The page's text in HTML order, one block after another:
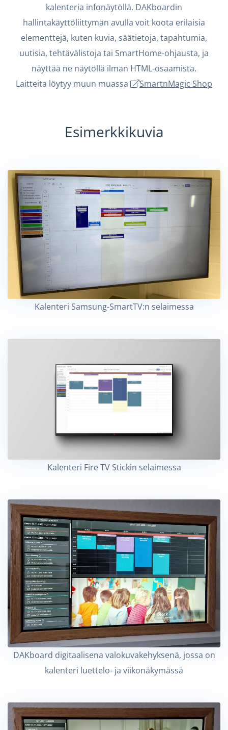
kalenteria infonäytöllä. DAKboardin
hallintakäyttöliittymän avulla voit koota erilaisia
elementtejä, kuten kuvia, säätietoja, tapahtumia,
uutisia, tehtävälistoja tai SmartHome-ohjausta, ja
näyttää ne näytöllä ilman HTML-osaamista.
Laitteita löytyy muun muassa
SmartnMagic Shop
Esimerkkikuvia
Kalenteri Samsung-SmartTV:n selaimessa
Kalenteri Fire TV Stickin selaimessa
DAKboard digitaalisena valokuvakehyksenä, jossa on
kalenteri luettelo- ja viikonäkymässä